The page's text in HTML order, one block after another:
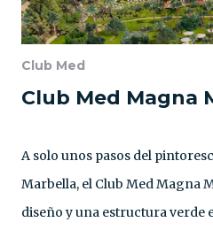
Club Med
Club Med Magna
A solo unos pasos del
Marbella, el Club Med Magna
diseño y una estructura verde